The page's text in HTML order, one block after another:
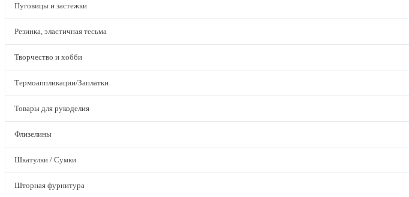
Пуговицы и застежки
Резинка, эластичная тесьма
Творчество и хобби
Термоаппликации/Заплатки
Товары для рукоделия
Флизелины
Шкатулки / Сумки
Шторная фурнитура